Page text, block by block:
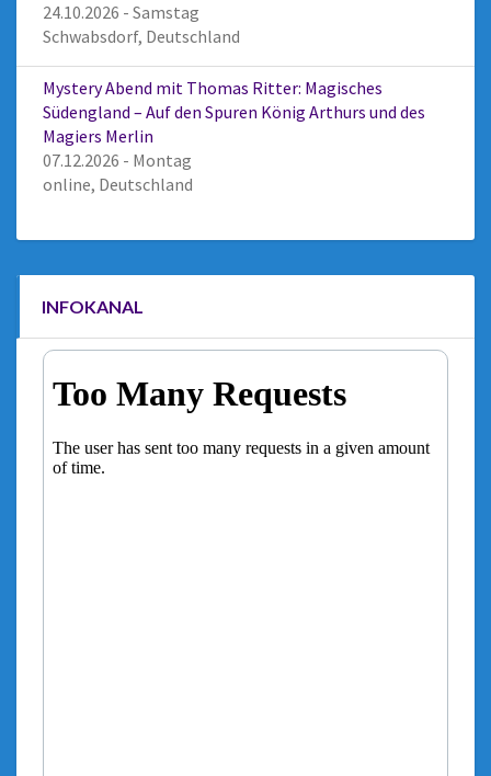
24.10.2026 - Samstag
Schwabsdorf, Deutschland
Mystery Abend mit Thomas Ritter: Magisches
Südengland – Auf den Spuren König Arthurs und des
Magiers Merlin
07.12.2026 - Montag
online, Deutschland
INFOKANAL